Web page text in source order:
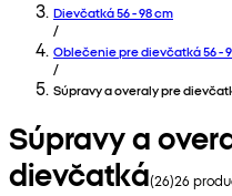
Dievčatká 56 - 98 cm
/
Oblečenie pre dievčatká 56 -
/
Súpravy a overaly pre
Súpravy a
dievčatká(26)26